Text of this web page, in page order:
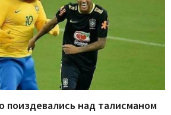
поиздевались над талисманом